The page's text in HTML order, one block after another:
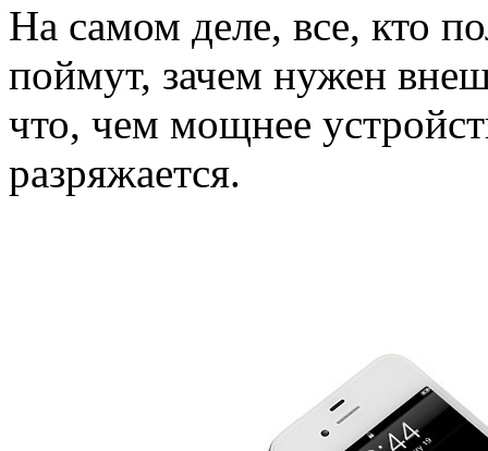
На самом деле, все, кто
поймут, зачем нужен
что, чем мощнее
разряжается.